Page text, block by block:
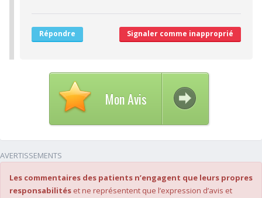
5/10 Stationnements alentours
Répondre Signaler comme inapproprié
Mon Avis
AVERTISSEMENTS
Les commentaires des patients n’engagent que leurs propres
responsabilités et ne représentent que l’expression d’avis et